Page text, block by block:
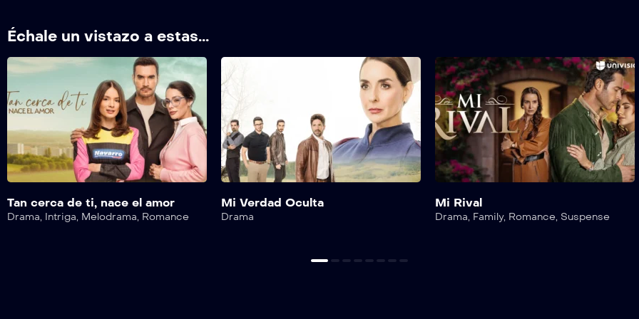
Échale un vistazo a estas...
Tan cerca de ti, nace el amor
Drama, Intriga, Melodrama, Romance
Mi Verdad Oculta
Drama
Mi Rival
Drama, Family, Romance, Suspense